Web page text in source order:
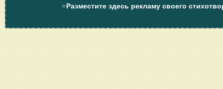
⭐Разместите здесь рекламу своего